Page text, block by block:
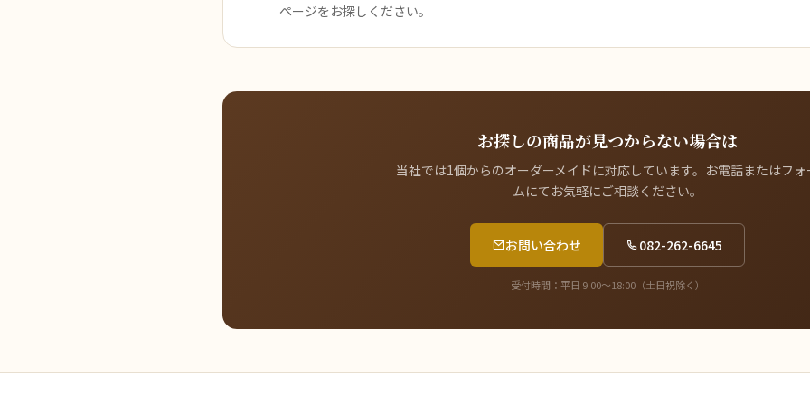
ページをお探しください。
お探しの商品が見つからない場合は
当社では1個からのオーダーメイドに対応しています。お電話またはフォ
ムにてお気軽にご相談ください。
お問い合わせ 082-262-6645
受付時間：平日 9:00〜18:00（土日祝除く）